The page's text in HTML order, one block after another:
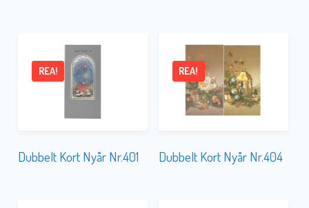
Dubbelt Kort Nyår Nr.401
REA!
Dubbelt Kort Nyår Nr.404
REA!